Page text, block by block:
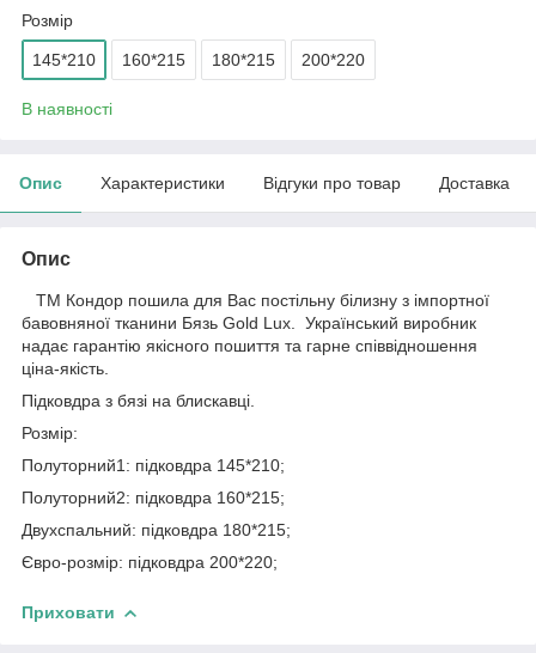
Розмір
145*210 160*215 180*215 200*220
В наявності
Опис Характеристики Відгуки про товар Доставка
Опис
ТМ Кондор пошила для Вас постільну білизну з імпортної
бавовняної тканини Бязь Gold Lux. Український виробник
надає гарантію якісного пошиття та гарне співвідношення
ціна-якість.
Підковдра з бязі на блискавці.
Розмір:
Полуторний1: підковдра 145*210;
Полуторний2: підковдра 160*215;
Двухспальний: підковдра 180*215;
Євро-розмір: підковдра 200*220;
Приховати